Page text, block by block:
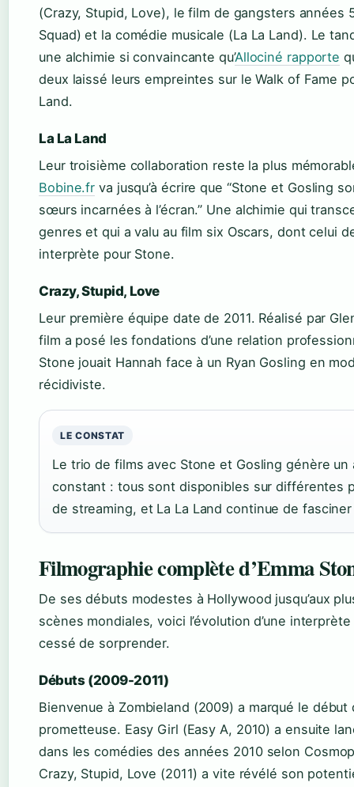
(Crazy, Stupid, Love), le film de gangsters années
Squad) et la comédie musicale (La La Land). Le
une alchimie si convaincante qu’Allociné rapporte
deux laissé leurs empreintes sur le Walk of Fame
Land.
La La Land
Leur troisième collaboration reste la plus
Bobine.fr va jusqu’à écrire que “Stone et Gosling
sœurs incarnées à l’écran.” Une alchimie qui
genres et qui a valu au film six Oscars, dont celui
interprète pour Stone.
Crazy, Stupid, Love
Leur première équipe date de 2011. Réalisé par
film a posé les fondations d’une relation
Stone jouait Hannah face à un Ryan Gosling en
récidiviste.
LE CONSTAT
Le trio de films avec Stone et Gosling génère un
constant : tous sont disponibles sur différentes
de streaming, et La La Land continue de
Filmographie complète d’Emma
De ses débuts modestes à Hollywood jusqu’aux
scènes mondiales, voici l’évolution d’une interprète
cessé de sorprender.
Débuts (2009-2011)
Bienvenue à Zombieland (2009) a marqué le début
prometteuse. Easy Girl (Easy A, 2010) a ensuite
dans les comédies des années 2010 selon
Crazy, Stupid, Love (2011) a vite révélé son